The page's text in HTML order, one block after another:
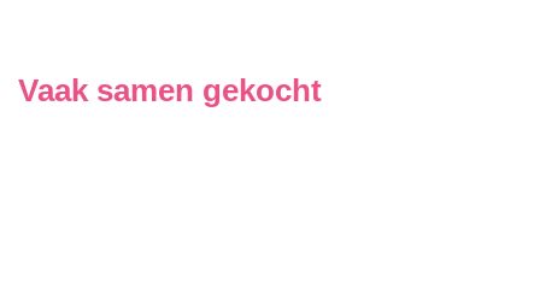
Vaak samen gekocht